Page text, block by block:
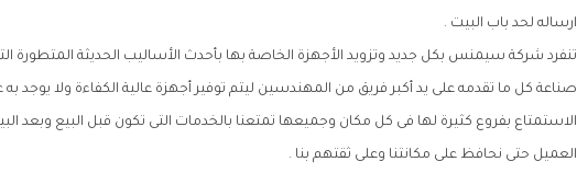
ارساله لحد باب البيت .
تنفرد شركة سيمنس بكل جديد وتزويد الأجهزة الخاصة بها بأحدث الأساليب الحديثة المتطورة
صناعة كل ما تقدمه على يد أكبر فريق من المهندسين ليتم توفير أجهزة عالية الكفاءة ولا يوجد
الاستمتاع بفروع كثيرة لها فى كل مكان وجميعها تمتعنا بالخدمات التى تكون قبل البيع وبعد
العميل حتى نحافظ على مكانتنا وعلى ثقتهم بنا .